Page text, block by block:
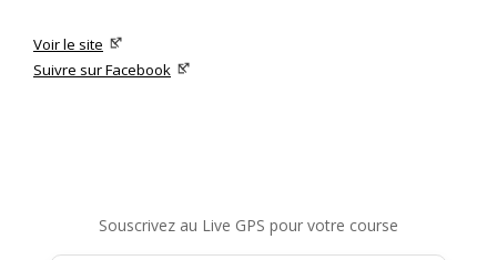
Voir le site
Suivre sur Facebook
Souscrivez au Live GPS pour votre course